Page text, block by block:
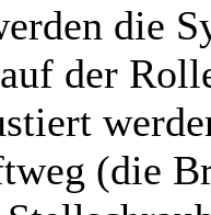
die
der
(die